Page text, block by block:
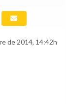
de 2014, 14:42h